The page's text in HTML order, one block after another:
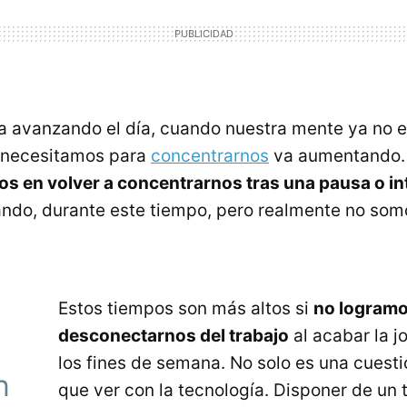
avanzando el día, cuando nuestra mente ya no
para concentrarnos va
en volver a concentrarnos tras una pausa o
durante este tiempo, pero realmente no
Estos tiempos son más altos si no
desconectarnos del trabajo al acabar la
los fines de semana. No solo es una
que ver con la tecnología. Disponer de un